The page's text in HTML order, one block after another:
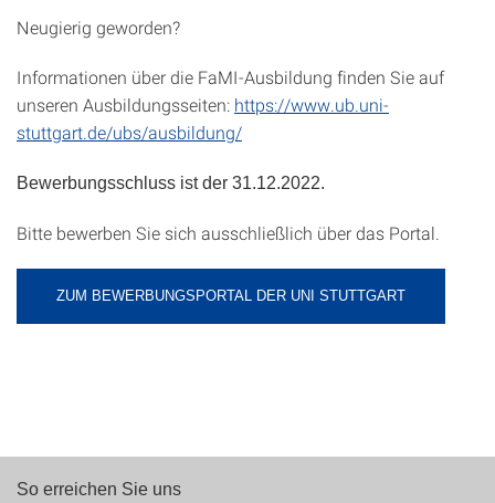
Neugierig geworden?
Informationen über die FaMI-Ausbildung finden Sie auf
unseren Ausbildungsseiten: https://www.ub.uni-
stuttgart.de/ubs/ausbildung/
Bewerbungsschluss ist der 31.12.2022.
Bitte bewerben Sie sich ausschließlich über das Portal.
ZUM BEWERBUNGSPORTAL DER UNI STUTTGART
So erreichen Sie uns